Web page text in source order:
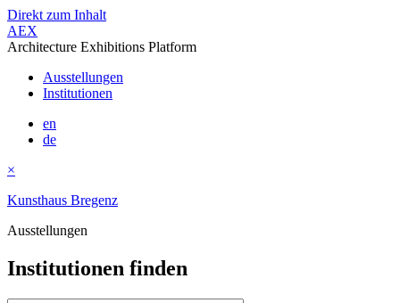
Direkt zum Inhalt
AEX
Architecture Exhibitions Platform
Ausstellungen
Institutionen
en
de
×
Kunsthaus Bregenz
Ausstellungen
Institutionen finden